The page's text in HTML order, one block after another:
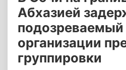
Абхазией
подозреваемый
организации
группировки